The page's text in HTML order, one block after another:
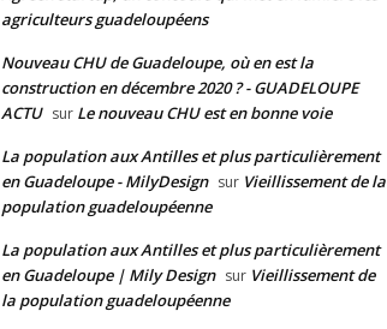
agriculteurs guadeloupéens
Nouveau CHU de Guadeloupe, où en est la
construction en décembre 2020 ? - GUADELOUPE
ACTU sur Le nouveau CHU est en bonne voie
La population aux Antilles et plus particulièrement
en Guadeloupe - MilyDesign sur Vieillissement de la
population guadeloupéenne
La population aux Antilles et plus particulièrement
en Guadeloupe | Mily Design sur Vieillissement de
la population guadeloupéenne